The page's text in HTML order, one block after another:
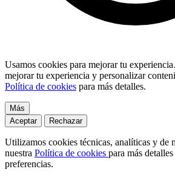
Usamos cookies para mejorar tu
mejorar tu experiencia y personalizar
Política de cookies para más detalles.
Más
Aceptar
Rechazar
Utilizamos cookies técnicas, analíticas y de
nuestra Política de cookies para más
preferencias.